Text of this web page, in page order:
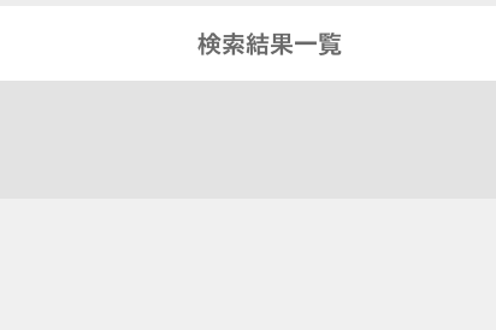
検索結果一覧